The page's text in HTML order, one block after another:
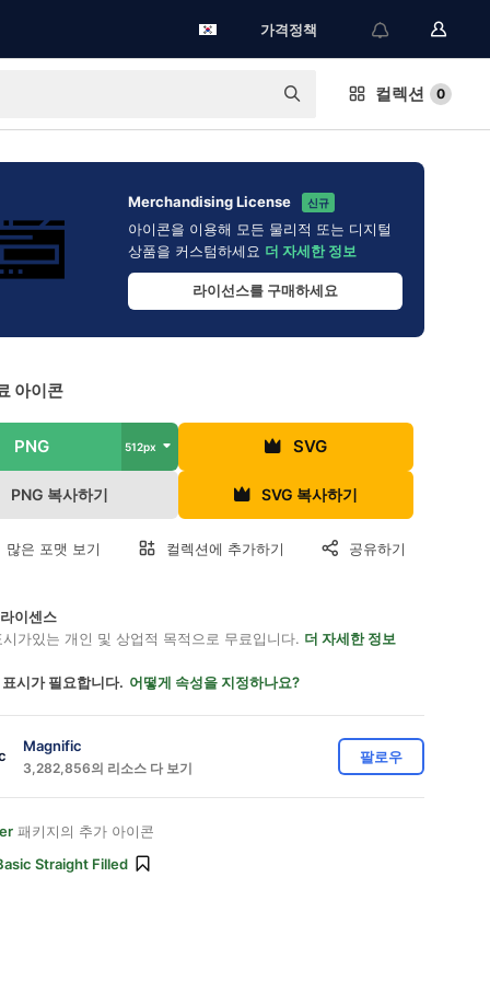
가격정책
컬렉션 0
Merchandising License 신규
아이콘을 이용해 모든 물리적 또는 디지털
상품을 커스텀하세요 더 자세한 정보
라이선스를 구매하세요
아이콘
PNG 512px SVG
PNG 복사하기 SVG 복사하기
많은 포맷 보기 컬렉션에 추가하기 공유하기
이센스
가있는 개인 및 상업적 목적으로 무료입니다. 더 자세한 정보
시가 필요합니다. 어떻게 속성을 지정하나요?
Magnific
3,282,856의 리소스 다 보기
팔로우
패키지의 추가 아이콘
Straight Filled